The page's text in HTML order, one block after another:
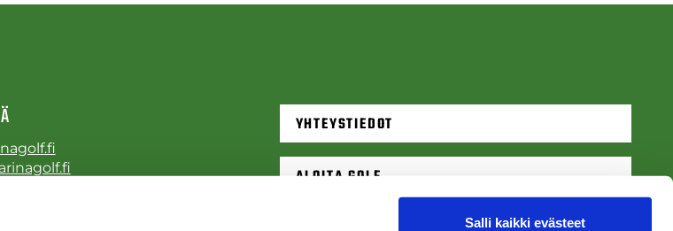
Salli kaikki evästeet
YHTEYSTIEDOT
ALOITA GOLF